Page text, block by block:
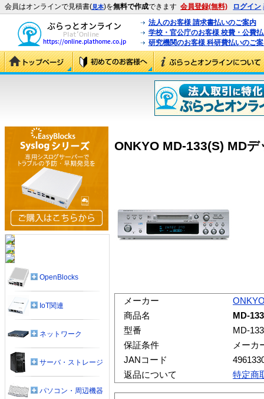
会員はオンラインで見積書(見本)を無料で作成できます 会員登録(無料) ログイン
法人のお客様 請求書払いのご案内
学校・官公庁のお客様 校費・公費
研究機関のお客様 科研費払いのご
ONKYO MD-133(S) MD
メーカー
商品名
MD-
型番
MD-
保証条件
メーカ
JANコード
返品について
特定商
OpenBlocks
IoT関連
ネットワーク
サーバ・ストレージ
パソコン・周辺機器